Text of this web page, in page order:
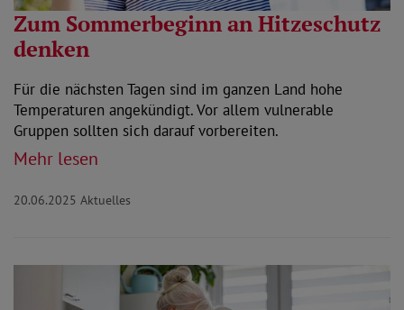
Zum Sommerbeginn an Hitzeschutz
denken
Für die nächsten Tagen sind im ganzen Land hohe
Temperaturen angekündigt. Vor allem vulnerable
Gruppen sollten sich darauf vorbereiten.
Mehr lesen
20.06.2025 Aktuelles